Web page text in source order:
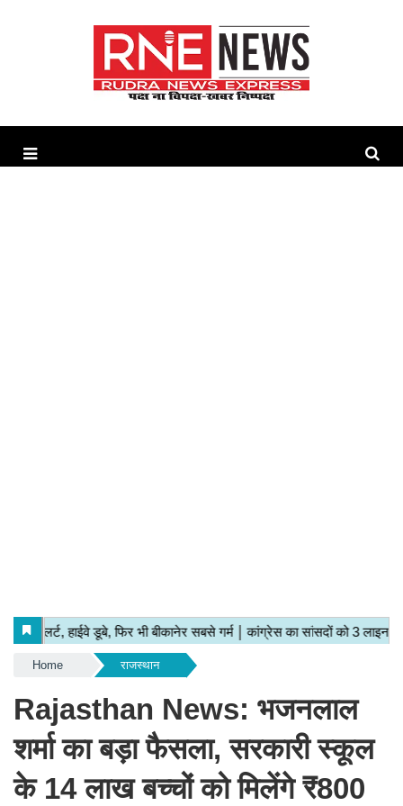
Home राजस्थान
Rajasthan News: भजनलाल
शर्मा का बड़ा फैसला, सरकारी स्कूल
के 14 लाख बच्चों को मिलेंगे ₹800